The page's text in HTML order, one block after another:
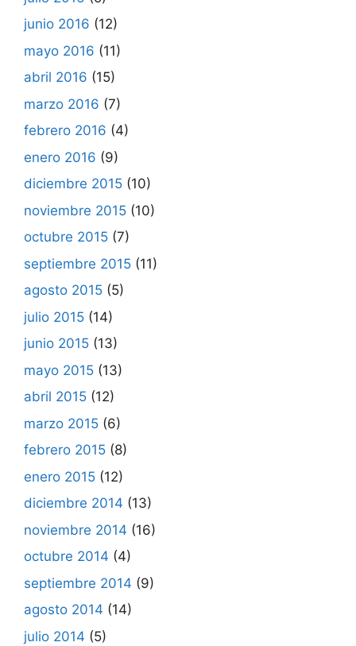
junio 2016 (12)
mayo 2016 (11)
abril 2016 (15)
marzo 2016 (7)
febrero 2016 (4)
enero 2016 (9)
diciembre 2015 (10)
noviembre 2015 (10)
octubre 2015 (7)
septiembre 2015 (11)
agosto 2015 (5)
julio 2015 (14)
junio 2015 (13)
mayo 2015 (13)
abril 2015 (12)
marzo 2015 (6)
febrero 2015 (8)
enero 2015 (12)
diciembre 2014 (13)
noviembre 2014 (16)
octubre 2014 (4)
septiembre 2014 (9)
agosto 2014 (14)
julio 2014 (5)